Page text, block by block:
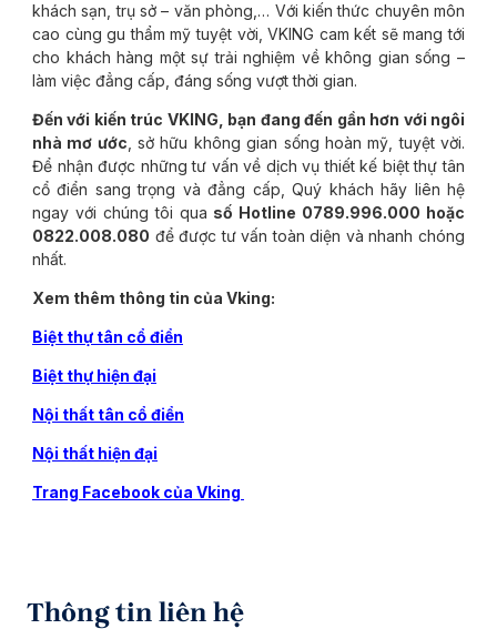
khách sạn, trụ sở – văn phòng,… Với kiến thức chuyên môn
cao cùng gu thẩm mỹ tuyệt vời, VKING cam kết sẽ mang tới
cho khách hàng một sự trải nghiệm về không gian sống –
làm việc đẳng cấp, đáng sống vượt thời gian.
Đến với kiến trúc VKING, bạn đang đến gần hơn với ngôi
nhà mơ ước, sở hữu không gian sống hoàn mỹ, tuyệt vời.
Để nhận được những tư vấn về dịch vụ thiết kế biệt thự tân
cổ điển sang trọng và đẳng cấp, Quý khách hãy liên hệ
ngay với chúng tôi qua số Hotline 0789.996.000 hoặc
0822.008.080 để được tư vấn toàn diện và nhanh chóng
nhất.
Xem thêm thông tin của Vking:
Biệt thự tân cổ điển
Biệt thự hiện đại
Nội thất tân cổ điển
Nội thất hiện đại
Trang Facebook của Vking
Thông tin liên hệ